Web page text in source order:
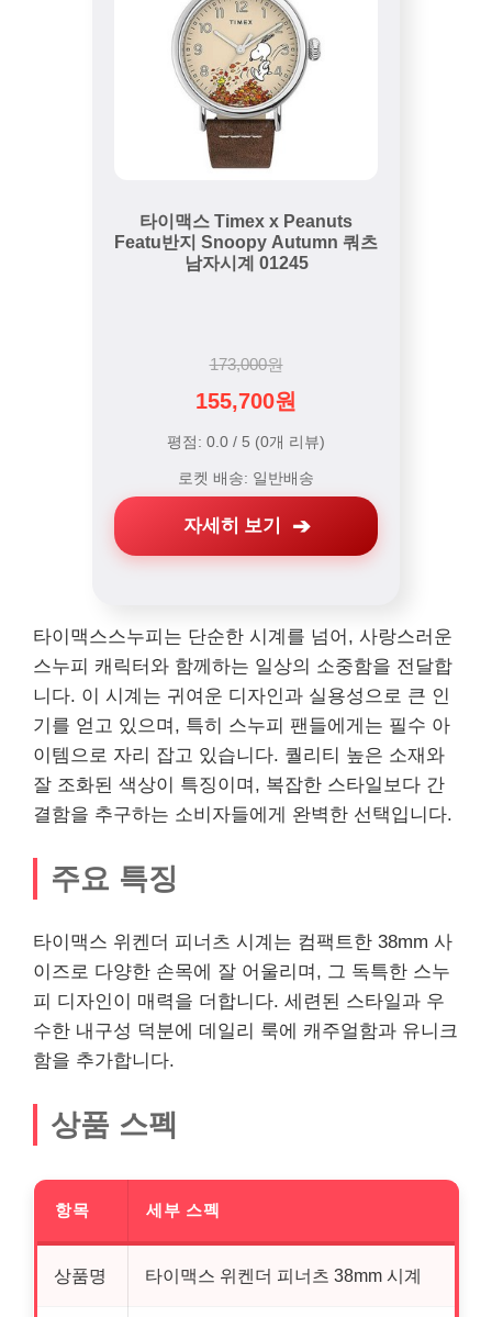
타이맥스 Timex x Peanuts
Featu반지 Snoopy Autumn 쿼츠
남자시계 01245
173,000원
155,700원
평점: 0.0 / 5 (0개 리뷰)
로켓 배송: 일반배송
자세히 보기
타이맥스스누피는 단순한 시계를 넘어, 사랑스러운
스누피 캐릭터와 함께하는 일상의 소중함을 전달합
니다. 이 시계는 귀여운 디자인과 실용성으로 큰 인
기를 얻고 있으며, 특히 스누피 팬들에게는 필수 아
이템으로 자리 잡고 있습니다. 퀄리티 높은 소재와
잘 조화된 색상이 특징이며, 복잡한 스타일보다 간
결함을 추구하는 소비자들에게 완벽한 선택입니다.
주요 특징
타이맥스 위켄더 피너츠 시계는 컴팩트한 38mm 사
이즈로 다양한 손목에 잘 어울리며, 그 독특한 스누
피 디자인이 매력을 더합니다. 세련된 스타일과 우
수한 내구성 덕분에 데일리 룩에 캐주얼함과 유니크
함을 추가합니다.
상품 스펙
항목 세부 스펙
상품명 타이맥스 위켄더 피너츠 38mm 시계